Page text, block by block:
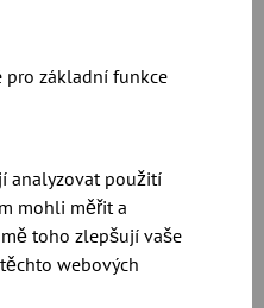
pro základní funkce
analyzovat použití
mohli měřit a
toho zlepšují vaše
webových
pro naše dvoucestné